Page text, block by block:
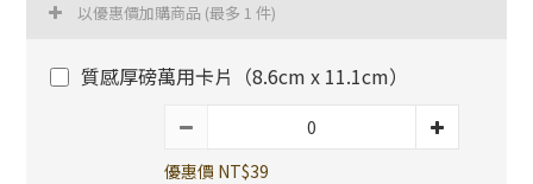
以優惠價加購商品 (最多 1 件)
質感厚磅萬用卡片（8.6cm x 11.1cm）
優惠價 NT$39